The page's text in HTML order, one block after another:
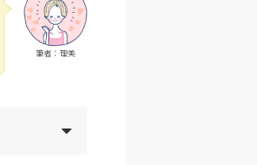
筆者：理美